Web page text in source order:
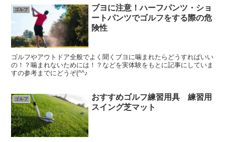
ゴルフ
ブヨに注意！ハーフパンツ・ショ
ートパンツでゴルフをする際の危
険性
ゴルフやアウトドア全般でよく聞くブヨに噛まれたらどうすればいい
の！？噛まれないためには！？などを実体験をもとに記事にしていま
すの参考までにどうぞ(^^♪
ゴルフ
おすすめゴルフ練習用具 練習用
スイング芝マット